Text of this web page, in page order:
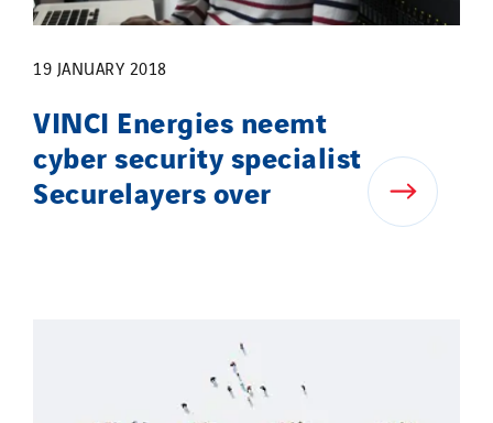
19 JANUARY 2018
VINCI Energies neemt
cyber security specialist
Securelayers over